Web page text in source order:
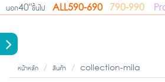
นอก40"ขึ้นไป
ALL590-690 790-990
หน้าหลัก สินค้า collection-mila